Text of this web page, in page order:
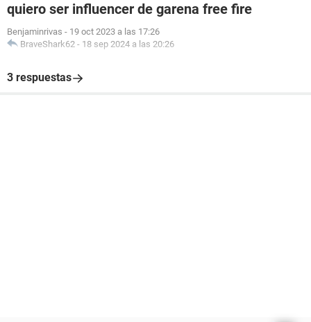
quiero ser influencer de garena free fire
Benjaminrivas - 19 oct 2023 a las 17:26
BraveShark62 - 18 sep 2024 a las 20:26
3 respuestas